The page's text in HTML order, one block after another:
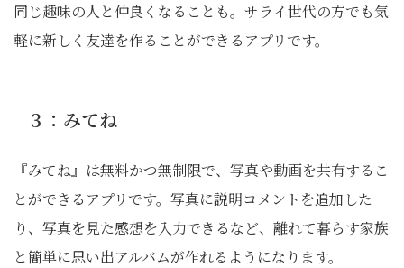
同じ趣味の人と仲良くなることも。サライ世代の方でも気
軽に新しく友達を作ることができるアプリです。
３：みてね
『みてね』は無料かつ無制限で、写真や動画を共有するこ
とができるアプリです。写真に説明コメントを追加した
り、写真を見た感想を入力できるなど、離れて暮らす家族
と簡単に思い出アルバムが作れるようになります。